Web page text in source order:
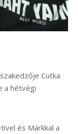
Cutka
a hétvégi
és Márkkal a